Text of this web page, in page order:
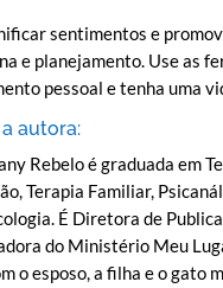
sentimentos e
e planejamento. Use as
pessoal e tenha uma
autora:
Rebelo é graduada em
Terapia Familiar,
É Diretora de
do Ministério Meu
o esposo, a filha e o gato